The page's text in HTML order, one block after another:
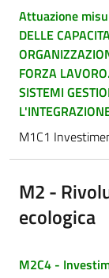
Attuazione
DELLE
FORZA
SISTEMI
M1C1
M2 -
ecologica
M2C4 -